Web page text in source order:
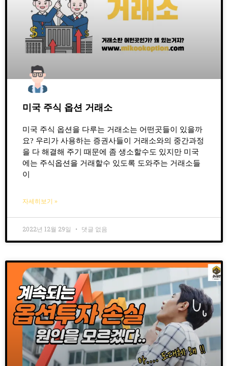
미국 주식 옵션 거래소
미국 주식 옵션을 다루는 거래소는 어떤곳들이 있을까
요? 우리가 사용하는 증권사들이 거래소와의 중간과정
을 다 해결해 주기 때문에 좀 생소할수도 있지만 미국
에는 주식옵션을 거래할수 있도록 도와주는 거래소들
이
자세히보기 »
2022년 12월 29일 댓글 없음